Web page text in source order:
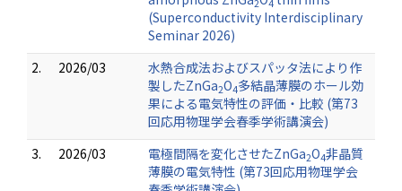
2 4
(Superconductivity Interdisciplinary
Seminar 2026)
2.
2026/03
水熱合成法およびスパッタ法により作
製したZnGa2O4多結晶薄膜のホール効
果による電気特性の評価・比較 (第73
回応用物理学会春季学術講演会)
3.
2026/03 電極間隔を変化させたZnGa2O4非晶質
薄膜の電気特性 (第73回応用物理学会